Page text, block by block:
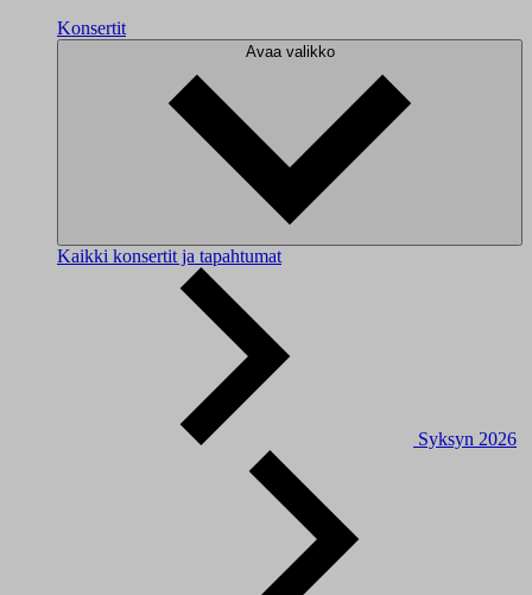
Konsertit
Avaa valikko
Kaikki konsertit ja tapahtumat
Syksyn 2026